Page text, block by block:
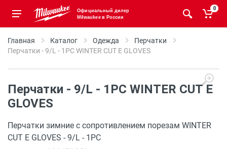
Официальный дилер
Milwaukee в России
0
Главная Каталог Одежда
Перчатки
Перчатки - 9/L - 1PC WINTER CUT E GLOVES
Перчатки - 9/L - 1PC WINTER CUT E
GLOVES
Перчатки зимние с сопротивлением порезам WINTER
CUT E GLOVES - 9/L - 1PC